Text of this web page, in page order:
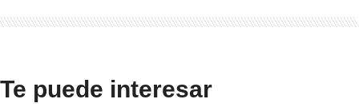
Te puede interesar